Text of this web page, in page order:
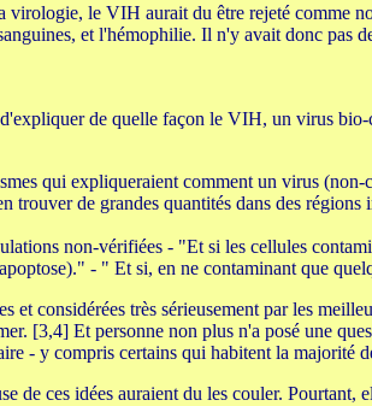
virologie, le VIH aurait du être rejeté comme
et l'hémophilie. Il n'y avait donc
de quelle façon le VIH, un virus
qui expliqueraient comment un virus
de grandes quantités dans des
non-vérifiées - "Et si les cellules
- " Et si, en ne contaminant que
et considérées très sérieusement par les
[3,4] Et personne non plus n'a posé une
- y compris certains qui habitent la majorité
de ces idées auraient du les couler.